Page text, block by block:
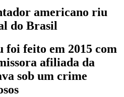
americano riu
do Brasil
foi feito em 2015 com
afiliada da
sob um crime